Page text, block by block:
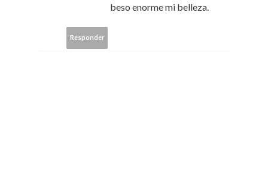
beso enorme mi belleza.
Responder